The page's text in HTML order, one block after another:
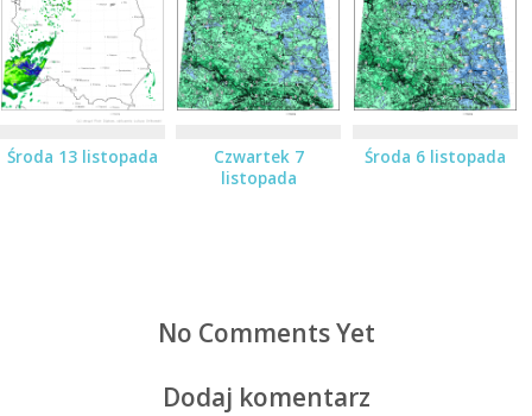
Środa 13 listopada
Czwartek 7
listopada
Środa 6 listopada
No Comments Yet
Dodaj komentarz